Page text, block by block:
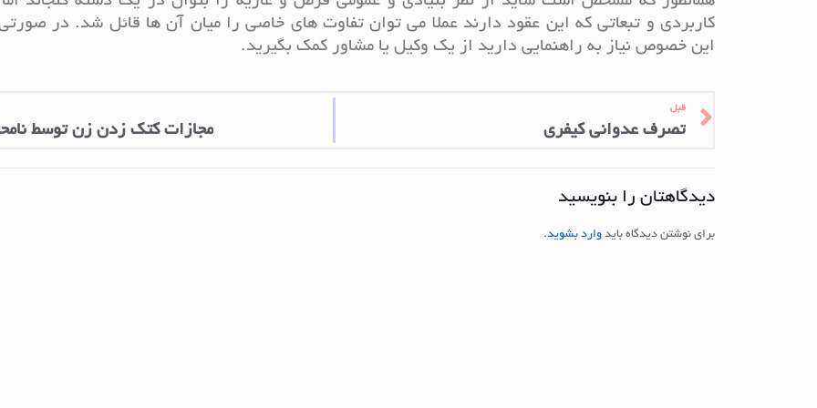
کاربردی و تبعاتی که این عقود دارند عملا می توان تفاوت های خاصی را میان آن ها قائل شد. در
این خصوص نیاز به راهنمایی دارید از یک وکیل یا مشاور کمک بگیرید.
قبل
تصرف عدوانی کیفری مجازات کتک زدن زن توسط
دیدگاهتان را بنویسید
برای نوشتن دیدگاه باید وارد بشوید.